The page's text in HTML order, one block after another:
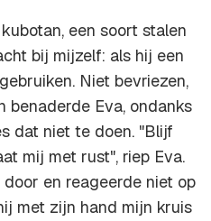
een soort stalen
bij mijzelf: als hij een
Niet bevriezen,
benaderde Eva, ondanks
dat niet te doen. "Blijf
mij met rust", riep Eva.
en reageerde niet op
met zijn hand mijn kruis